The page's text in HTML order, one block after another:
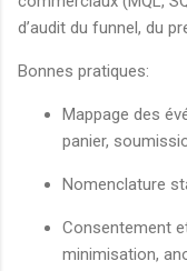
d’audit du funnel, du
Bonnes pratiques:
Mappage des
panier,
Nomenclature
Consentement
minimisation,